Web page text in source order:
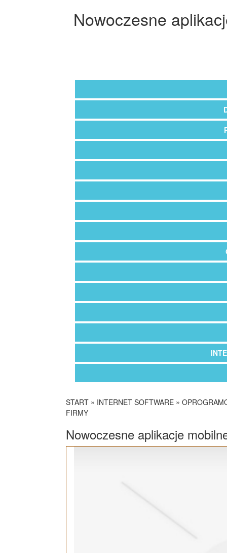
Nowoczesne
START » INTERNET SOFTWARE »
FIRMY
Nowoczesne aplikacje